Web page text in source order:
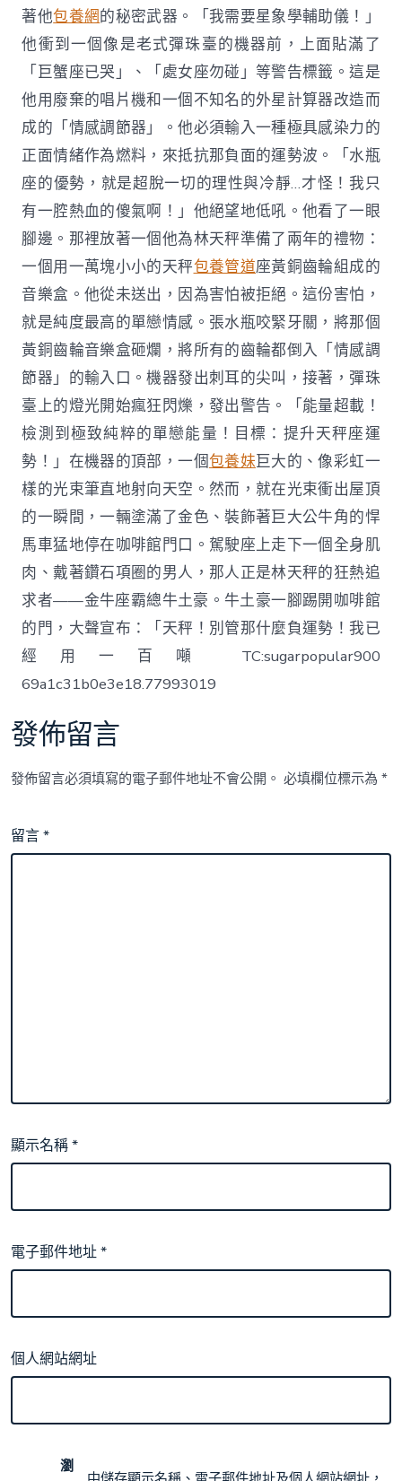
著他包養網的秘密武器。「我需要星象學輔助儀！」
他衝到一個像是老式彈珠臺的機器前，上面貼滿了
「巨蟹座已哭」、「處女座勿碰」等警告標籤。這是
他用廢棄的唱片機和一個不知名的外星計算器改造而
成的「情感調節器」。他必須輸入一種極具感染力的
正面情緒作為燃料，來抵抗那負面的運勢波。「水瓶
座的優勢，就是超脫一切的理性與冷靜…才怪！我只
有一腔熱血的傻氣啊！」他絕望地低吼。他看了一眼
腳邊。那裡放著一個他為林天秤準備了兩年的禮物：
一個用一萬塊小小的天秤包養管道座黃銅齒輪組成的
音樂盒。他從未送出，因為害怕被拒絕。這份害怕，
就是純度最高的單戀情感。張水瓶咬緊牙關，將那個
黃銅齒輪音樂盒砸爛，將所有的齒輪都倒入「情感調
節器」的輸入口。機器發出刺耳的尖叫，接著，彈珠
臺上的燈光開始瘋狂閃爍，發出警告。「能量超載！
檢測到極致純粹的單戀能量！目標：提升天秤座運
勢！」在機器的頂部，一個包養妹巨大的、像彩虹一
樣的光束筆直地射向天空。然而，就在光束衝出屋頂
的一瞬間，一輛塗滿了金色、裝飾著巨大公牛角的悍
馬車猛地停在咖啡館門口。駕駛座上走下一個全身肌
肉、戴著鑽石項圈的男人，那人正是林天秤的狂熱追
求者——金牛座霸總牛土豪。牛土豪一腳踢開咖啡館
的門，大聲宣布：「天秤！別管那什麼負運勢！我已
經用一百噸 TC:sugarpopular900
69a1c31b0e3e18.77993019
發佈留言
發佈留言必須填寫的電子郵件地址不會公開。 必填欄位標示為*
留言*
顯示名稱*
電子郵件地址*
個人網站網址
瀏